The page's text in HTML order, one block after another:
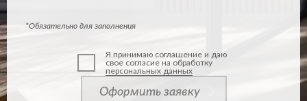
*Обязательно для заполнения
Я принимаю соглашение и даю
свое согласие на обработку
персональных данных
Оформить заявку